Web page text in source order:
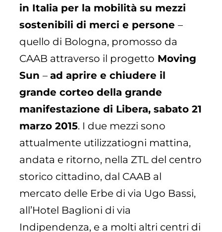
in Italia per la mobilità su mezzi
sostenibili di merci e persone–
quello di Bologna, promosso da
CAAB attraverso il progetto Moving
Sun–ad aprire e chiudere il
grande corteo della grande
manifestazione di Libera, sabato 21
marzo 2015. I due mezzi sono
attualmente utilizzatiogni mattina,
andata e ritorno, nella ZTL del centro
storico cittadino, dal CAAB al
mercato delle Erbe di via Ugo Bassi,
all’Hotel Baglioni di via
Indipendenza, e a molti altri centri di